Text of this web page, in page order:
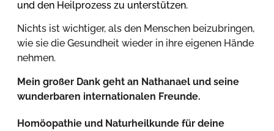
und den Heilprozess zu unterstützen.
Nichts ist wichtiger, als den Menschen beizubringen,
wie sie die Gesundheit wieder in ihre eigenen Hände
nehmen.
Mein großer Dank geht an Nathanael und seine
wunderbaren internationalen Freunde.
Homöopathie und Naturheilkunde für deine